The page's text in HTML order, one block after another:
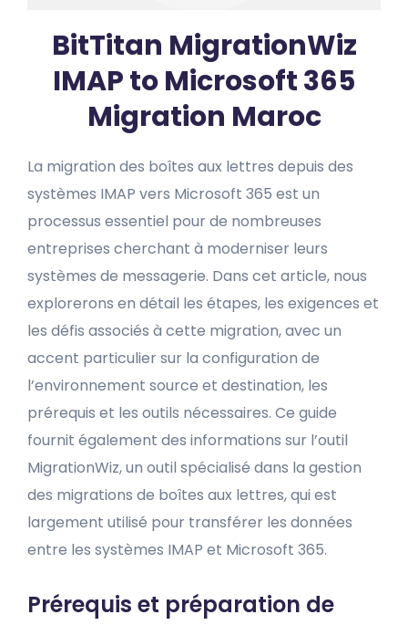
BitTitan MigrationWiz
IMAP to Microsoft 365
Migration Maroc
La migration des boîtes aux lettres depuis des
systèmes IMAP vers Microsoft 365 est un
processus essentiel pour de nombreuses
entreprises cherchant à moderniser leurs
systèmes de messagerie. Dans cet article, nous
explorerons en détail les étapes, les exigences et
les défis associés à cette migration, avec un
accent particulier sur la configuration de
l’environnement source et destination, les
prérequis et les outils nécessaires. Ce guide
fournit également des informations sur l’outil
MigrationWiz, un outil spécialisé dans la gestion
des migrations de boîtes aux lettres, qui est
largement utilisé pour transférer les données
entre les systèmes IMAP et Microsoft 365.
Prérequis et préparation de